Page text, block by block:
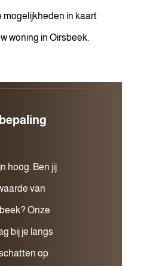
mogelijkheden in kaart
woning in Oirsbeek.
hoog. Ben jij
van
Onze
bij je langs
op